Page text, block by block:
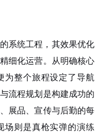
系统工程，其效果优化
细化运营。从明确核心
为整个旅程设定了导航
流程规划是构建成功的
展品、宣传与后勤的每
场则是真枪实弹的演练